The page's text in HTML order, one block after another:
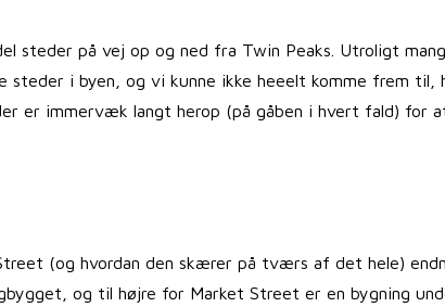
steder på vej op og ned fra Twin Peaks. Utroligt
steder i byen, og vi kunne ikke heeelt komme frem til,
er immervæk langt herop (på gåben i hvert fald) for
(og hvordan den skærer på tværs af det hele)
og til højre for Market Street er en bygning